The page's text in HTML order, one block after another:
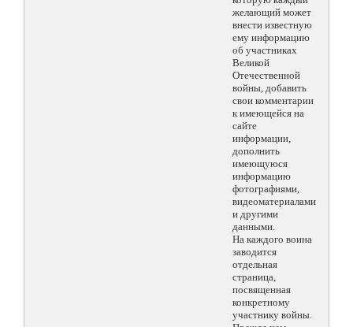
желающий может
внести известную
ему информацию
об участниках
Великой
Отечественной
войны, добавить
свои комментарии
к имеющейся на
сайте
информации,
дополнить
имеющуюся
информацию
фотографиями,
видеоматериалами
и другими
данными.
На каждого воина
заводится
отдельная
страница,
посвященная
конкретному
участнику войны.